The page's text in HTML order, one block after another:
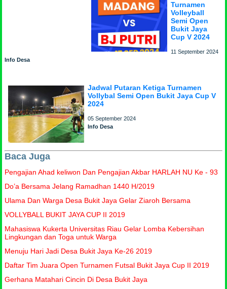
Turnamen
Volleyball
Semi Open
Bukit Jaya
Cup V 2024
11 September 2024
Info Desa
Jadwal Putaran Ketiga Turnamen
Vollybal Semi Open Bukit Jaya Cup V
2024
05 September 2024
Info Desa
Baca Juga
Pengajian Ahad keliwon Dan Pengajian Akbar HARLAH NU Ke - 93
Do’a Bersama Jelang Ramadhan 1440 H/2019
Ulama Dan Warga Desa Bukit Jaya Gelar Ziaroh Bersama
VOLLYBALL BUKIT JAYA CUP II 2019
Mahasiswa Kukerta Universitas Riau Gelar Lomba Kebersihan
Lingkungan dan Toga untuk Warga
Menuju Hari Jadi Desa Bukit Jaya Ke-26 2019
Daftar Tim Juara Open Turnamen Futsal Bukit Jaya Cup II 2019
Gerhana Matahari Cincin Di Desa Bukit Jaya